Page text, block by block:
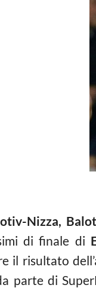
Nizza,
di finale di
il risultato
parte di